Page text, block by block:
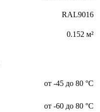
RAL9016
0.152 м²
от -45 до 80 °С
от -60 до 80 °С